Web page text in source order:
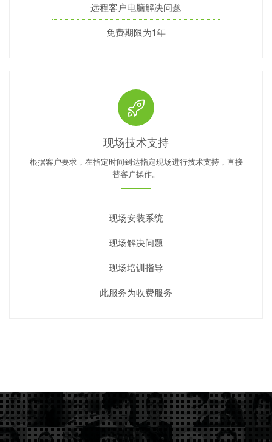
远程客户电脑解决问题
免费期限为1年
现场技术支持
根据客户要求，在指定时间到达指定现场进行技术支持，直接
替客户操作。
现场安装系统
现场解决问题
现场培训指导
此服务为收费服务